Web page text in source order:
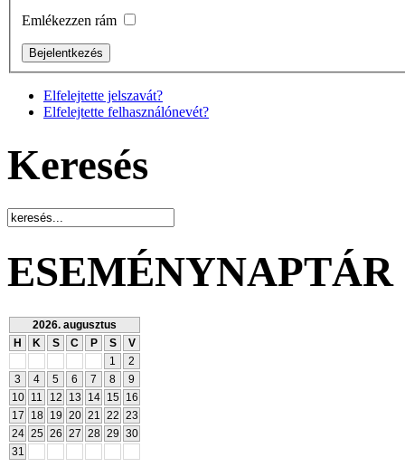
Emlékezzen rám
Elfelejtette jelszavát?
Elfelejtette felhasználónevét?
Keresés
ESEMÉNYNAPTÁR
2026. augusztus
H
K S C P S
V
1
2
3
4 5 6 7 8
9
10
11 12 13 14 15
16
17
18 19 20 21 22 23
24 25 26 27 28 29 30
31